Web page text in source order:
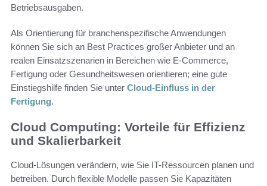
Betriebsausgaben.
Als Orientierung für branchenspezifische Anwendungen
können Sie sich an Best Practices großer Anbieter und an
realen Einsatzszenarien in Bereichen wie E‑Commerce,
Fertigung oder Gesundheitswesen orientieren; eine gute
Einstiegshilfe finden Sie unter Cloud-Einfluss in der
Fertigung.
Cloud Computing: Vorteile für Effizienz
und Skalierbarkeit
Cloud-Lösungen verändern, wie Sie IT-Ressourcen planen und
betreiben. Durch flexible Modelle passen Sie Kapazitäten